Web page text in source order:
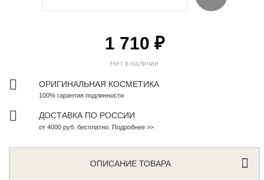
Нет в наличии
1 710 ₽
ОРИГИНАЛЬНАЯ КОСМЕТИКА
100% гарантия подлинности
ДОСТАВКА ПО РОССИИ
от 4000 руб. бесплатно. Подробнее >>
ОПИСАНИЕ ТОВАРА